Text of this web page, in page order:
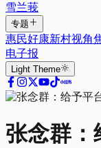
雪兰莪
专题
惠民好康新村视角
电子报
Light Theme
张念群：